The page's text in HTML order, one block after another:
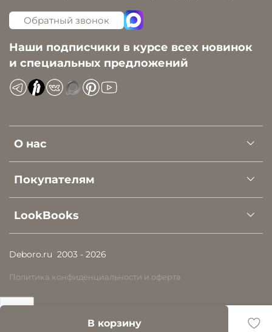
В корзину
О нас
Покупателям
LookBooks
Обратный звонок
Наши подписчики в курсе всех новинок
и специальных предложений
Deboro.ru 2003 - 2026
Политика конфиденциальности и оферта